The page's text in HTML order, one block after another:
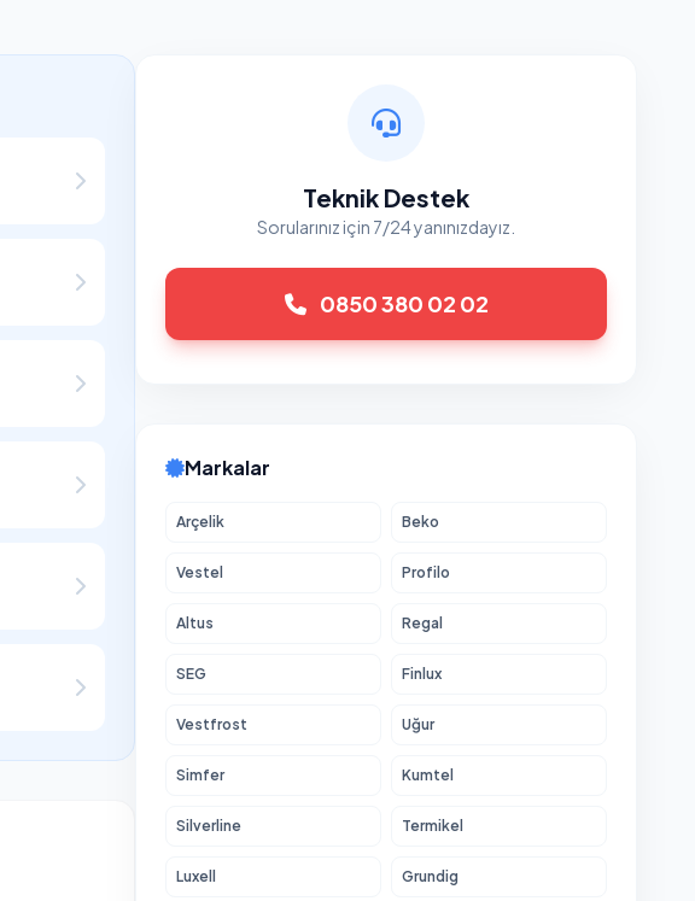
Teknik Destek
Sorularınız için 7/24 yanınızdayız.
0850 380 02 02
Markalar
Arçelik Beko
Vestel Profilo
Altus Regal
SEG Finlux
Vestfrost Uğur
Simfer Kumtel
Silverline Termikel
Luxell Grundig